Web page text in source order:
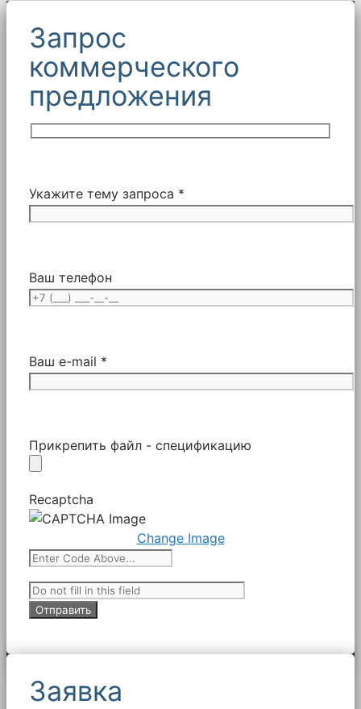
Запрос
коммерческого
предложения
Укажите тему запроса *
Ваш телефон
Ваш e-mail *
Прикрепить файл - спецификацию
Recaptcha
Change Image
Заявка